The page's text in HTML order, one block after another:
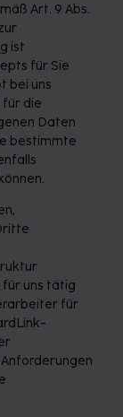
Art. 9 Abs.
ist
für Sie
bei uns
für die
Daten
bestimmte
für uns tätig
für